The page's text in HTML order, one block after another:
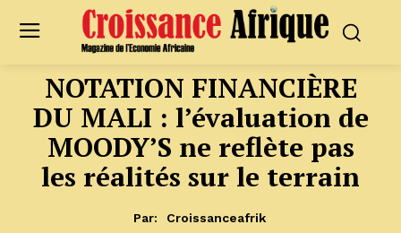
NOTATION FINANCIÈRE
DU MALI : l’évaluation de
MOODY’S ne reflète pas
les réalités sur le terrain
Par:
Croissanceafrik